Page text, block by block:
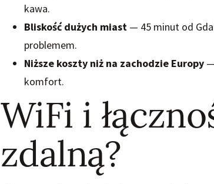
kawa.
Bliskość dużych miast — 45 minut od
problemem.
Niższe koszty niż na zachodzie Europy
komfort.
WiFi i
zdalną?